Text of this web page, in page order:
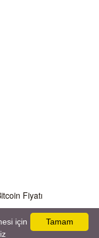
Fiyatı
kripto para piyasaları
herhangi bir kripto paraya
Tamam
için